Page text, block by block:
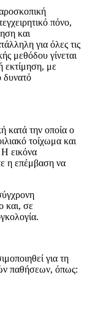
πόνο,
και
για όλες τις
μεθόδου γίνεται
εκτίμηση, με
δυνατό
κατά την οποία ο
τοίχωμα και
Η εικόνα
η επέμβαση να
και, σε
για τη
παθήσεων, όπως: